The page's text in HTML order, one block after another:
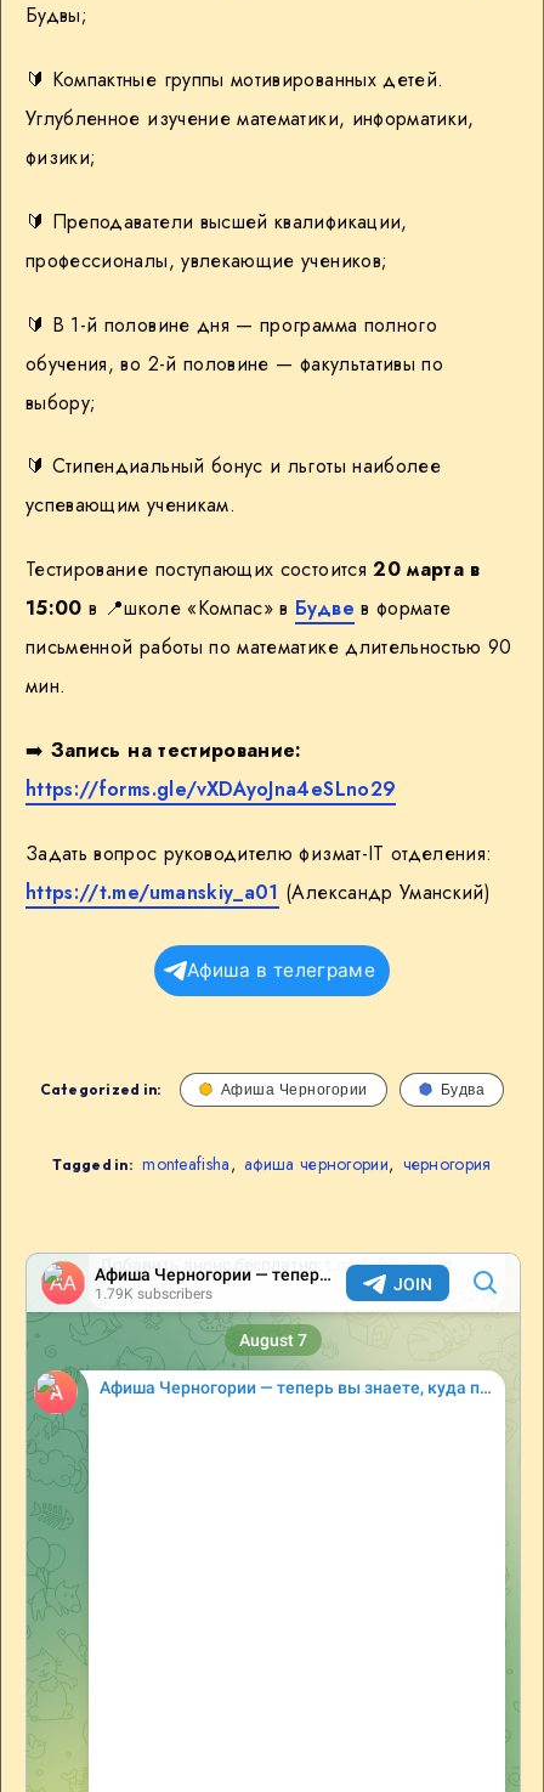
Будвы;
🔰 Компактные группы мотивированных детей.
Углубленное изучение математики, информатики,
физики;
🔰 Преподаватели высшей квалификации,
профессионалы, увлекающие учеников;
🔰 В 1-й половине дня — программа полного
обучения, во 2-й половине — факультативы по
выбору;
🔰 Стипендиальный бонус и льготы наиболее
успевающим ученикам.
Тестирование поступающих состоится20 марта в
15:00 в 📍школе «Компас» в Будве в формате
письменной работы по математике длительностью 90
мин.
➡️ Запись на тестирование:
https://forms.gle/vXDAyoJna4eSLno29
Задать вопрос руководителю физмат-IT отделения:
https://t.me/umanskiy_a01 (Александр Уманский)
Афиша в телеграме
Categorized in: Афиша Черногории Будва
Tagged in: monteafisha, афиша черногории, черногория